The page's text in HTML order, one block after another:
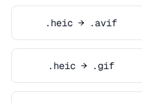
.heic → .avif
.heic → .gif